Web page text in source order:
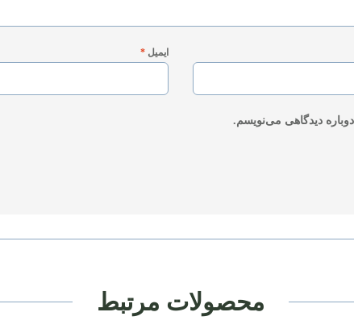
ایمیل *
دیدگاهی می‌نویسم.
محصولات مرتبط